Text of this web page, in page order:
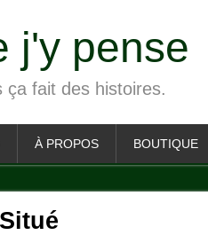
j'y pense
ça fait des histoires.
À PROPOS BOUTIQUE